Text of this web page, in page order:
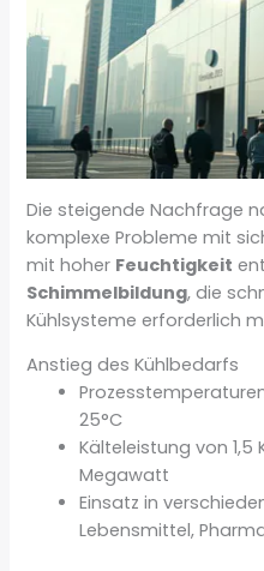
Die steigende Nachfrage
komplexe Probleme mit
mit hoher Feuchtigkeit
Schimmelbildung, die
Kühlsysteme erforderlich
Anstieg des Kühlbedarfs
25°C
Kälteleistung von
Megawatt
Einsatz in
Lebensmittel,